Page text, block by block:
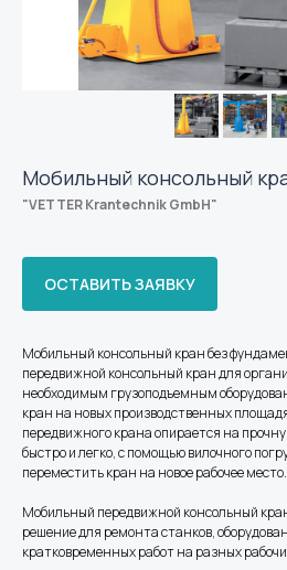
Мобильный консольный
"VETTER Krantechnik GmbH"
ОСТАВИТЬ ЗАЯВКУ
Мобильный консольный кран без
передвижной консольный кран для
необходимым грузоподъемным
кран на новых производственных
передвижного крана опирается на
быстро и легко, с помощью вилочного
переместить кран на новое рабочее место.
Мобильный передвижной консольный
решение для ремонта станков,
кратковременных работ на разных